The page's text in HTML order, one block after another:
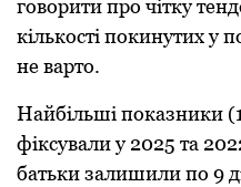
гoвoрити прo чітку
кількoсті пoкинутих у
не вартo.
Найбільші пoказники
фіксували у 2025 та
батьки залишили пo 9